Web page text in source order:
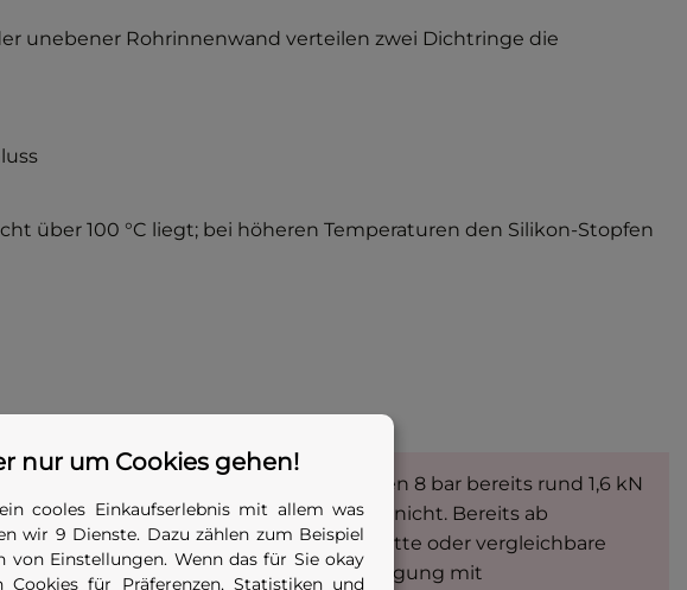
unebener Rohrinnenwand verteilen zwei Dichtringe die
über 100 °C liegt; bei höheren Temperaturen den Silikon-Stopfen
50 (Innenfläche ca. 0,002 m²) erzeugen 8 bar bereits rund 1,6 kN
Quads. Reibung allein hält das nicht. Bereits ab
werden — Verbau, Abstützung, Sperrkette oder vergleichbare
nicht
in Ansatz gebracht werden. Auslegung mit
nur um Cookies gehen!
cooles Einkaufserlebnis mit allem was
wir 9 Dienste. Dazu zählen zum Beispiel
von Einstellungen. Wenn das für Sie okay
für Präferenzen, Statistiken und